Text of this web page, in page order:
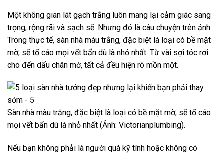
Một không gian lát gạch trắng luôn mang lại cảm giác sang
trọng, rộng rãi và sạch sẽ. Nhưng đó là câu chuyện trên ảnh.
Trong thực tế, sàn nhà màu trắng, đặc biệt là loại có bề mặt
mờ, sẽ tố cáo mọi vết bẩn dù là nhỏ nhất. Từ vài sợi tóc rơi
cho đến dấu chân mờ, tất cả đều hiện rõ mồn một.
Sàn nhà màu trắng, đặc biệt là loại có bề mặt mờ, sẽ tố cáo
mọi vết bẩn dù là nhỏ nhất (Ảnh: Victorianplumbing).
Nếu bạn không phải là người quá kỹ tính hoặc không có